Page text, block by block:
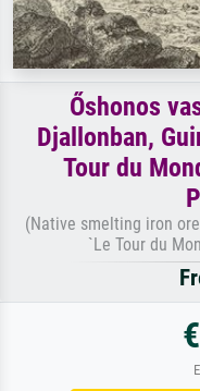
Őshonos
Djallonban,
Tour du
(Native smelting iron
`Le Tour du